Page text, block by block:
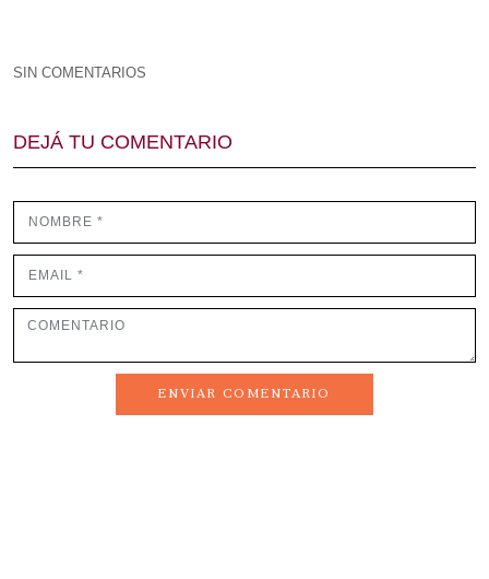
SIN COMENTARIOS
DEJÁ TU COMENTARIO
ENVIAR COMENTARIO